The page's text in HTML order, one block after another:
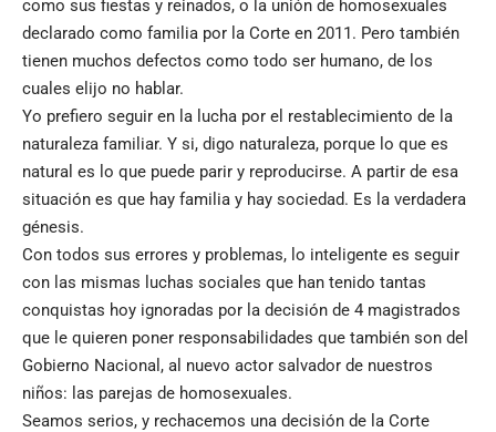
como sus fiestas y reinados, o la unión de homosexuales
declarado como familia por la Corte en 2011. Pero también
tienen muchos defectos como todo ser humano, de los
cuales elijo no hablar.
Yo prefiero seguir en la lucha por el restablecimiento de la
naturaleza familiar. Y si, digo naturaleza, porque lo que es
natural es lo que puede parir y reproducirse. A partir de esa
situación es que hay familia y hay sociedad. Es la verdadera
génesis.
Con todos sus errores y problemas, lo inteligente es seguir
con las mismas luchas sociales que han tenido tantas
conquistas hoy ignoradas por la decisión de 4 magistrados
que le quieren poner responsabilidades que también son del
Gobierno Nacional, al nuevo actor salvador de nuestros
niños: las parejas de homosexuales.
Seamos serios, y rechacemos una decisión de la Corte